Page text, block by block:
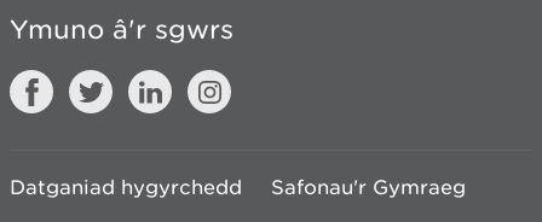
Ymuno â'r sgwrs
Datganiad hygyrchedd
Safonau'r Gymraeg